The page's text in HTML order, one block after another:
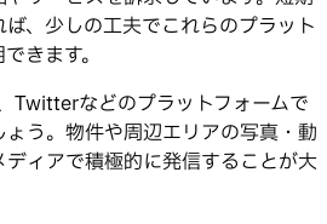
、少しの工夫でこれらのプラット
きます。
Twitterなどのプラットフォームで
う。物件や周辺エリアの写真・動
ィアで積極的に発信することが大